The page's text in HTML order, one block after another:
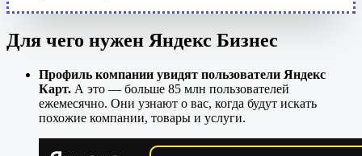
Для чего нужен Яндекс Бизнес
Профиль компании увидят пользователи Яндекс
Карт. А это — больше 85 млн пользователей
ежемесячно. Они узнают о вас, когда будут искать
похожие компании, товары и услуги.​​